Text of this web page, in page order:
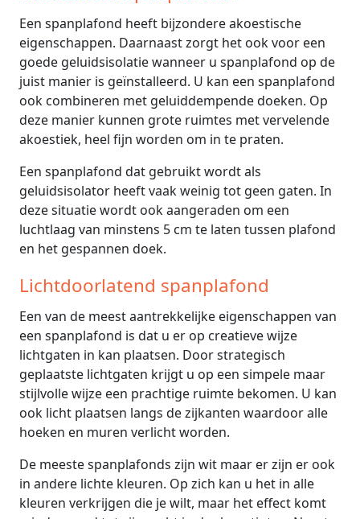
Een spanplafond heeft bijzondere akoestische
eigenschappen. Daarnaast zorgt het ook voor een
goede geluidsisolatie wanneer u spanplafond op de
juist manier is geïnstalleerd. U kan een spanplafond
ook combineren met geluiddempende doeken. Op
deze manier kunnen grote ruimtes met vervelende
akoestiek, heel fijn worden om in te praten.
Een spanplafond dat gebruikt wordt als
geluidsisolator heeft vaak weinig tot geen gaten. In
deze situatie wordt ook aangeraden om een
luchtlaag van minstens 5 cm te laten tussen plafond
en het gespannen doek.
Lichtdoorlatend spanplafond
Een van de meest aantrekkelijke eigenschappen van
een spanplafond is dat u er op creatieve wijze
lichtgaten in kan plaatsen. Door strategisch
geplaatste lichtgaten krijgt u op een simpele maar
stijlvolle wijze een prachtige ruimte bekomen. U kan
ook licht plaatsen langs de zijkanten waardoor alle
hoeken en muren verlicht worden.
De meeste spanplafonds zijn wit maar er zijn er ook
in andere lichte kleuren. Op zich kan u het in alle
kleuren verkrijgen die je wilt, maar het effect komt